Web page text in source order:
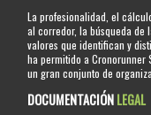
La profesionalidad, el
al corredor, la búsqueda de
valores que identifican y
ha permitido a Cronorunner
un gran conjunto de
DOCUMENTACIÓNLEGAL